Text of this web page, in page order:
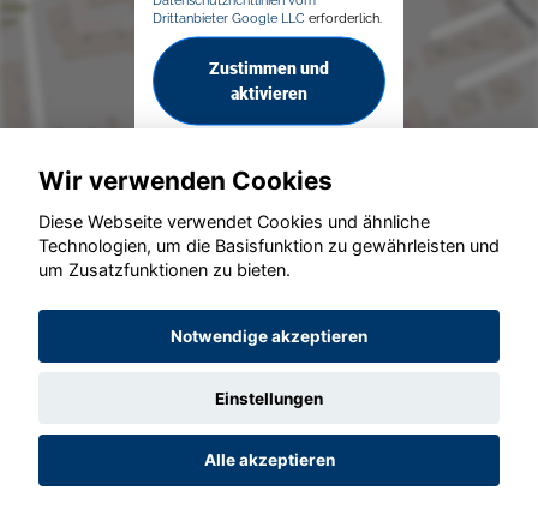
Drittanbieter Google LLC erforderlich.
Zustimmen und
aktivieren
© konjunkturmotor.de GmbH 2020 - 2026
Wir verwenden Cookies
Diese Webseite verwendet Cookies und ähnliche
Technologien, um die Basisfunktion zu gewährleisten und
um Zusatzfunktionen zu bieten.
Notwendige akzeptieren
Einstellungen
Alle akzeptieren